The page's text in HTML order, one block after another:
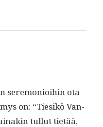
ser­e­mo­ni­oi­hin ota
on: “Tiesikö Van­
tul­lut tietää,